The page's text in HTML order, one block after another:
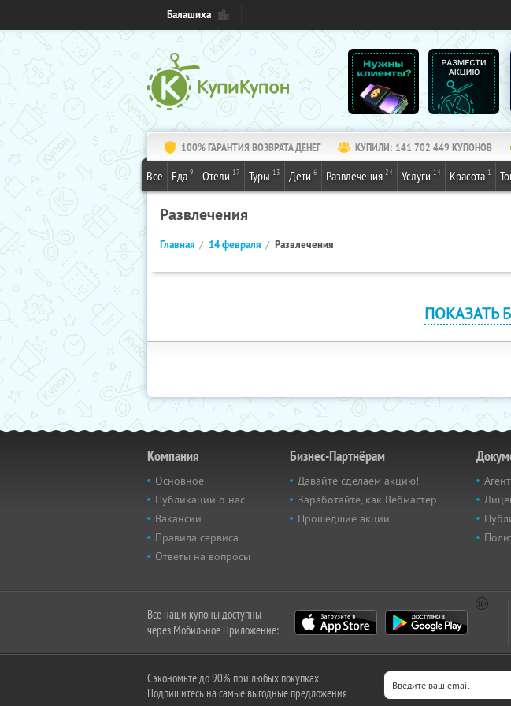
Балашиха
100% ГАРАНТИЯ ВОЗВРАТА ДЕНЕГ КУПИЛИ: 141 702 449 КУПОНОВ
Все Еда 9 Отели 17 Туры 13 Дети 6 Развлечения 24 Услуги 14 Красота 1
Развлечения
Главная 14 февраля Развлечения
ПОКАЗАТЬ
Компания
Основное
Публикации о нас
Вакансии
Правила сервиса
Ответы на вопросы
Бизнес-Партнёрам
Давайте сделаем акцию!
Заработайте, как Вебмастер
Прошедшие акции
Все наши купоны доступны
через Мобильное Приложение:
Сэкономьте до 90% при любых покупках
Подпишитесь на самые выгодные предложения